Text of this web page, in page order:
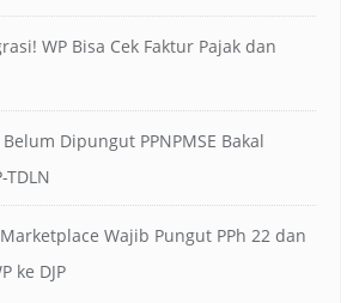
WP Bisa Cek Faktur Pajak dan
Dipungut PPNPMSE Bakal
TDLN
Wajib Pungut PPh 22 dan
ke DJP